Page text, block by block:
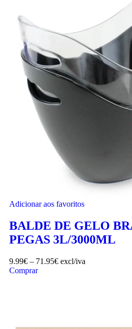
Adicionar aos favoritos
BALDE DE GELO
PEGAS 3L/3000ML
9.99€ – 71.95€ excl/iva
Comprar